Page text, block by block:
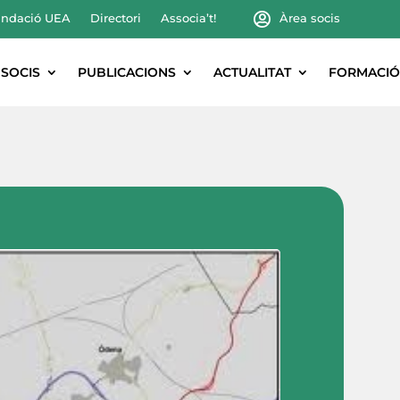
UEA Directori Associa’t! Àrea socis
SOCIS PUBLICACIONS ACTUALITAT FORMACIÓ